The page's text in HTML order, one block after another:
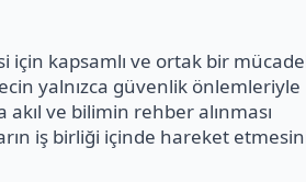
için kapsamlı ve ortak bir
yalnızca güvenlik önlemleriyle
ve bilimin rehber alınması
iş birliği içinde hareket